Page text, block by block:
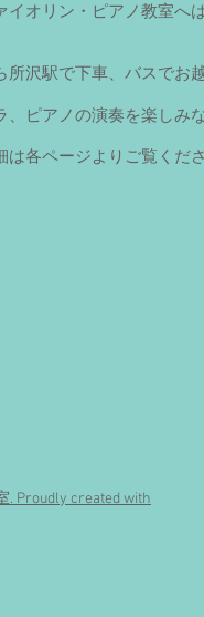
イオリン・ピアノ教室へ
沢駅で下車、バスでお
ピアノの演奏を楽しみ
各ページよりご覧くださ
Proudly created with